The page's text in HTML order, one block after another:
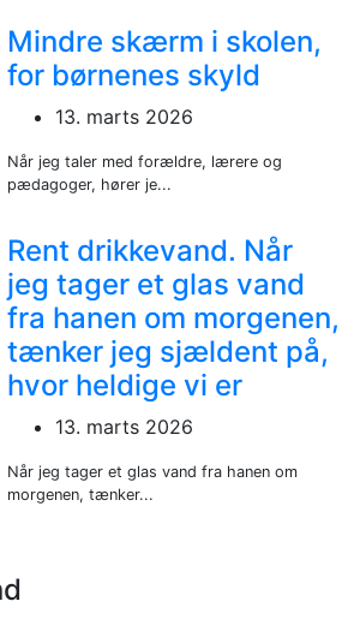
Mindre skærm i skolen,
for børnenes skyld
13. marts 2026
Når jeg taler med forældre, lærere og
pædagoger, hører je...
Rent drikkevand. Når
jeg tager et glas vand
fra hanen om morgenen,
tænker jeg sjældent på,
hvor heldige vi er
13. marts 2026
Når jeg tager et glas vand fra hanen om
morgenen, tænker...